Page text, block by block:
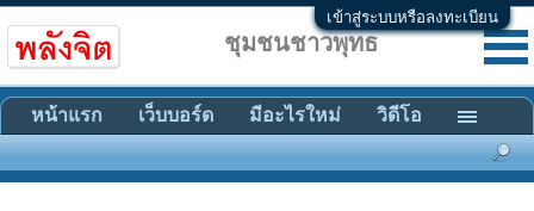
เข้าสู่ระบบหรือลงทะเบียน
ชุมชนชาวพุทธ
หน้าแรก เว็บบอร์ด มีอะไรใหม่ วิดีโอ